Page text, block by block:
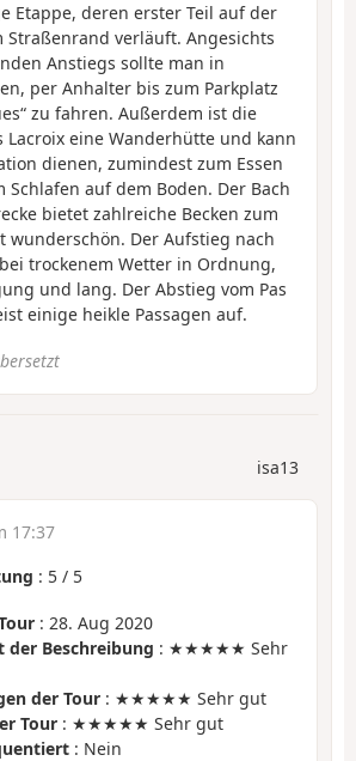
Etappe, deren erster Teil auf der
Straßenrand verläuft. Angesichts
Anstiegs sollte man in
per Anhalter bis zum Parkplatz
zu fahren. Außerdem ist die
Lacroix eine Wanderhütte und kann
dienen, zumindest zum Essen
Schlafen auf dem Boden. Der Bach
bietet zahlreiche Becken zum
wunderschön. Der Aufstieg nach
trockenem Wetter in Ordnung,
und lang. Der Abstieg vom Pas
einige heikle Passagen auf.
isa13
17:37
: 5 / 5
: 28. Aug 2020
der Beschreibung : ★★★★★ Sehr
der Tour : ★★★★★ Sehr gut
Tour : ★★★★★ Sehr gut
: Nein